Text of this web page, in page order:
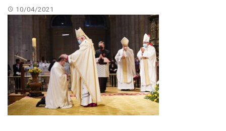
10/04/2021